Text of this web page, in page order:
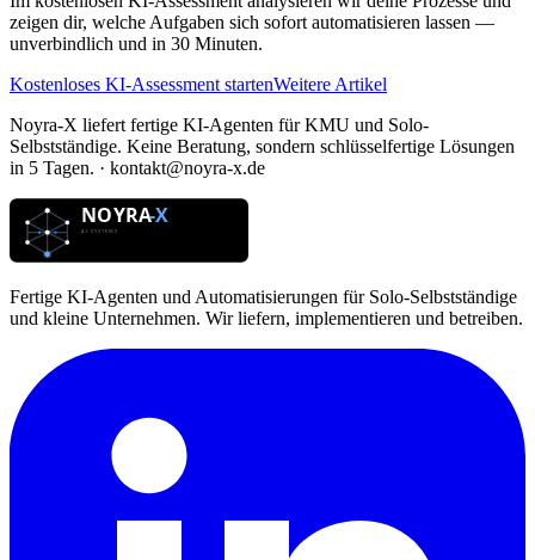
zeigen dir, welche Aufgaben sich sofort automatisieren lassen —
unverbindlich und in 30 Minuten.
Kostenloses KI-Assessment startenWeitere Artikel
Noyra-X liefert fertige KI-Agenten für KMU und Solo-
Selbstständige. Keine Beratung, sondern schlüsselfertige Lösungen
in 5 Tagen. · kontakt@noyra-x.de
Fertige KI-Agenten und Automatisierungen für Solo-Selbstständige
und kleine Unternehmen. Wir liefern, implementieren und betreiben.